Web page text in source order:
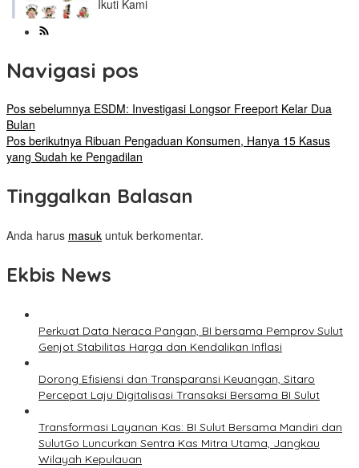
Ikuti Kami
Navigasi pos
Pos sebelumnya ESDM: Investigasi Longsor Freeport Kelar Dua
Bulan
Pos berikutnya Ribuan Pengaduan Konsumen, Hanya 15 Kasus
yang Sudah ke Pengadilan
Tinggalkan Balasan
Anda harus masuk untuk berkomentar.
Ekbis News
Perkuat Data Neraca Pangan, BI bersama Pemprov Sulut
Genjot Stabilitas Harga dan Kendalikan Inflasi
Dorong Efisiensi dan Transparansi Keuangan, Sitaro
Percepat Laju Digitalisasi Transaksi Bersama BI Sulut
Transformasi Layanan Kas: BI Sulut Bersama Mandiri dan
SulutGo Luncurkan Sentra Kas Mitra Utama, Jangkau
Wilayah Kepulauan